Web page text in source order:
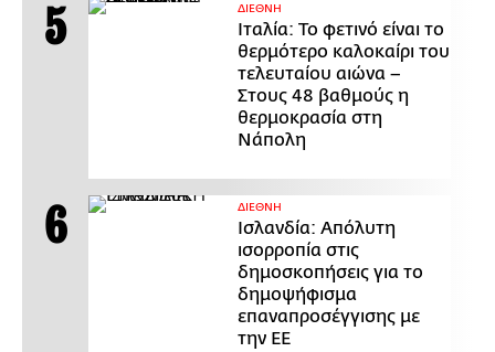
ΔΙΕΘΝΗ
Ιταλία: Το φετινό είναι το
θερμότερο καλοκαίρι του
τελευταίου αιώνα –
Στους 48 βαθμούς η
θερμοκρασία στη
Νάπολη
ΔΙΕΘΝΗ
Ισλανδία: Απόλυτη
ισορροπία στις
δημοσκοπήσεις για το
δημοψήφισμα
επαναπροσέγγισης με
την ΕΕ